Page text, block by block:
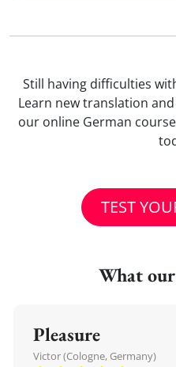
Still having difficulties
Learn new translation
our online German
TEST
What our
Pleasure
Victor (Cologne, Germany)